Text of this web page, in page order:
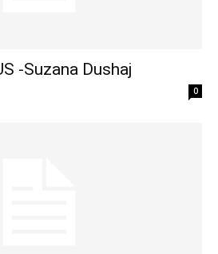
-Suzana Dushaj
0